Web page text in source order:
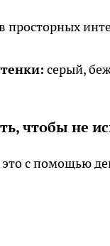
просторных
серый,
чтобы не
это с помощью